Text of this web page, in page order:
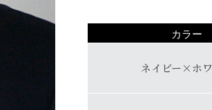
カラー
ネイビー×ホ